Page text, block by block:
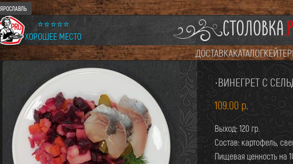
ЯРОСЛАВЛЬ
⭐⭐⭐⭐⭐
ХОРОШЕЕ МЕСТО
СТОЛОВКА
ДОСТАВКАКАТАЛОГ
·ВИНЕГРЕТ С
109.00р.
Выход: 120 гр.
Состав: картофель,
Пищевая ценность на
ПРИЕМ